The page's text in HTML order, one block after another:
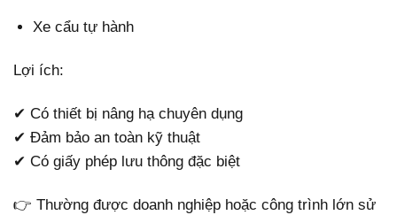
Xe cẩu tự hành
Lợi ích:
✔ Có thiết bị nâng hạ chuyên dụng
✔ Đảm bảo an toàn kỹ thuật
✔ Có giấy phép lưu thông đặc biệt
👉 Thường được doanh nghiệp hoặc công trình lớn sử